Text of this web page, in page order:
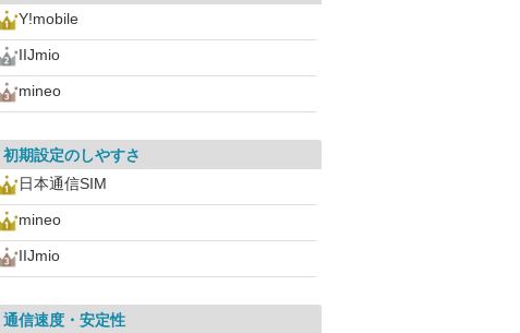
Y!mobile
IIJmio
mineo
初期設定のしやすさ
日本通信SIM
mineo
IIJmio
通信速度・安定性